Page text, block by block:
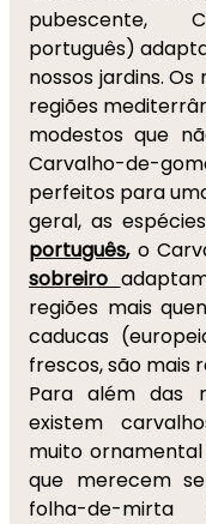
pubescente,
português)
nossos jardins.
regiões
modestos que
Carvalho-de-
perfeitos para
geral, as
português,o
sobreiro
regiões mais
caducas
frescos, são mais
Para além das
existem
muito
que merecem
folha-de-mirta